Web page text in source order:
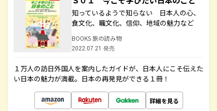
知っているようで知らない 日本人の心、
食文化、職文化、信仰、地域の魅力など
BOOKS 旅の読み物
2022.07.21 発売
１万人の訪日外国人を案内したガイドが、日本人にこそ伝えた
い日本の魅力が満載。日本の再発見ができる１冊！
詳細を見る